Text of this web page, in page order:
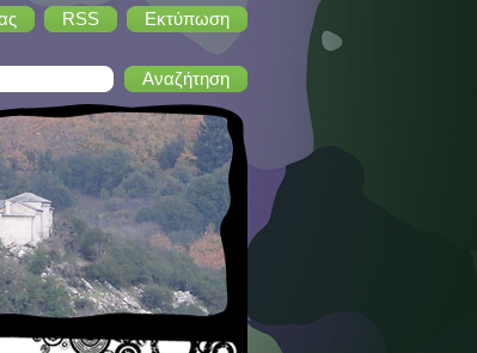
RSS Εκτύπωση